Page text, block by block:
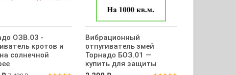
ОЗВ.03 -
кротов и
солнечной
Вибрационный
отпугиватель змей
Торнадо БОЗ.01 —
купить для защиты
участка